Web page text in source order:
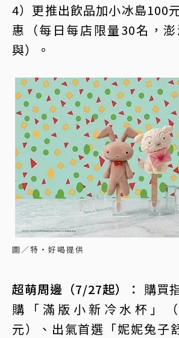
4）更推出飲品加小冰島100
惠（每日每店限量30名，
與）。
圖／特‧好喝提供
超萌周邊（7/27起）： 購買
購「滿版小新冷水杯」
元）、出氣首選「妮妮兔子